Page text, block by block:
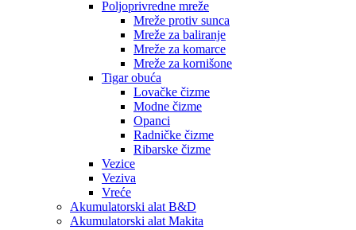
Poljoprivredne mreže
Mreže protiv sunca
Mreže za baliranje
Mreže za komarce
Mreže za kornišone
Tigar obuća
Lovačke čizme
Modne čizme
Opanci
Radničke čizme
Ribarske čizme
Vezice
Veziva
Vreće
Akumulatorski alat B&D
Akumulatorski alat Makita